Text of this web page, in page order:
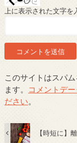
上に表示された文字を
このサイトはスパ
ます。
コメントデ
ださい
【時短に】